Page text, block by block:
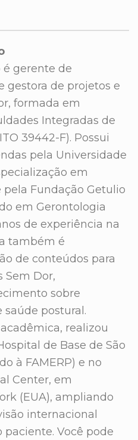
é gerente de
gestora de projetos e
formada em
Integradas de
39442-F). Possui
pela Universidade
em
Fundação Getulio
em Gerontologia
de experiência na
também é
de conteúdos para
Sem Dor,
sobre
saúde postural.
realizou
de Base de São
à FAMERP) e no
Center, em
(EUA), ampliando
internacional
Você pode